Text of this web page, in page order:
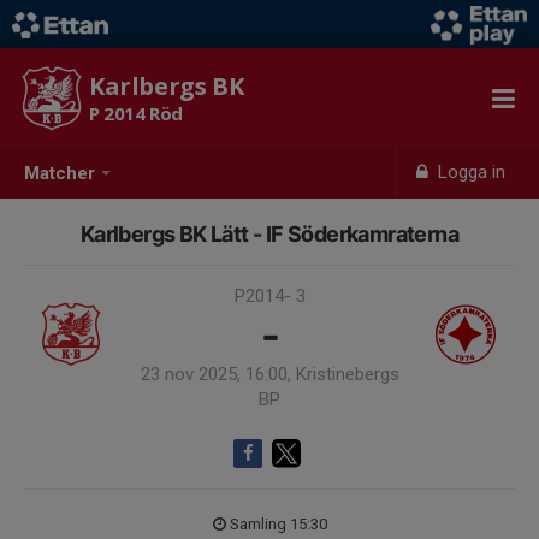
Matcher Logga in
Karlbergs BK
P 2014 Röd
Karlbergs BK Lätt - IF Söderkamraterna
P2014- 3
-
23 nov 2025, 16:00, Kristinebergs
BP
Samling 15:30